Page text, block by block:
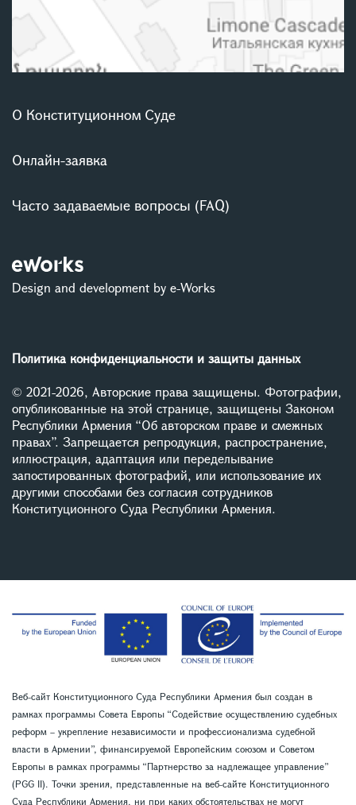
О Конституционном Суде
Онлайн-заявка
Часто задаваемые вопросы (FAQ)
Design and development by e-Works
Политика конфиденциальности и защиты данных
© 2021-2026, Авторские права защищены. Фотографии,
опубликованные на этой странице, защищены Законом
Республики Армения “Об авторском праве и смежных
правах”. Запрещается репродукция, распространение,
иллюстрация, адаптация или переделывание
запостированных фотографий, или использование их
другими способами без согласия сотрудников
Конституционного Суда Республики Армения.
Веб-сайт Конституционного Суда Республики Армения был создан в
рамках программы Совета Европы “Содействие осуществлению судебных
реформ – укрепление независимости и профессионализма судебной
власти в Армении”, финансируемой Европейским союзом и Советом
Европы в рамках программы “Партнерство за надлежащее управление”
(PGG II). Точки зрения, представленные на веб-сайте Конституционного
Суда Республики Армения, ни при каких обстоятельствах не могут